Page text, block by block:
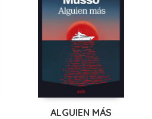
ALGUIEN MÁS